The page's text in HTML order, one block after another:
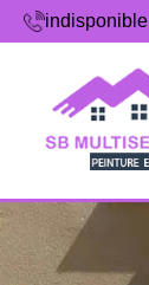
indisponible